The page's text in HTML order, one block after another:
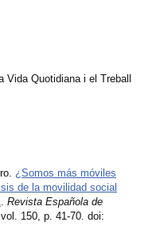
Vida Quotidiana i el Treball
¿Somos más móviles
de la movilidad social
. Revista Española de
150, p. 41-70. doi: